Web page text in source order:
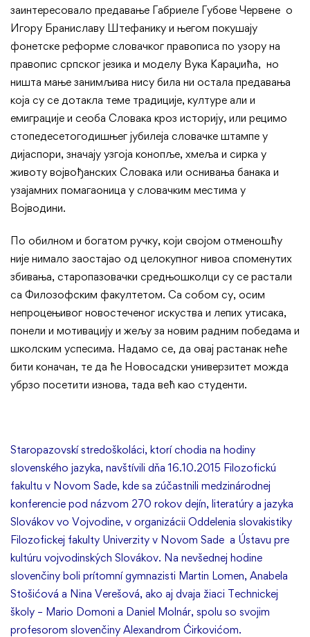
заинтересовало предавање Габриеле Губове Червене о
Игору Браниславу Штефанику и његом покушају
фонетске реформе словачког правописа по узору на
правопис српског језика и моделу Вука Караџића, но
ништа мање занимљива нису била ни остала предавања
која су се дотакла теме традиције, културе али и
емиграције и сеоба Словака кроз историју, или рецимо
стопедесетогодишњег јубилеја словачке штампе у
дијаспори, значају узгоја конопље, хмеља и сирка у
животу војвођанских Словака или оснивања банака и
узајамних помагаоница у словачким местима у
Војводини.
По обилном и богатом ручку, који својом отменошћу
није нимало заостајао од целокупног нивоа споменутих
збивања, старопазовачки средњошколци су се растали
са Филозофским факултетом. Са собом су, осим
непроцењивог новостеченог искуства и лепих утисака,
понели и мотивацију и жељу за новим радним победама и
школским успесима. Надамо се, да овај растанак неће
бити коначан, те да ће Новосадски универзитет можда
убрзо посетити изнова, тада већ као студенти.
Staropazovskí stredoškoláci, ktorí chodia na hodiny
slovenského jazyka, navštívili dňa 16.10.2015 Filozofickú
fakultu v Novom Sade, kde sa zúčastnili medzinárodnej
konferencie pod názvom 270 rokov dejín, literatúry a jazyka
Slovákov vo Vojvodine, v organizácii Oddelenia slovakistiky
Filozofickej fakulty Univerzity v Novom Sade a Ústavu pre
kultúru vojvodinských Slovákov. Na nevšednej hodine
slovenčiny boli prítomní gymnazisti Martin Lomen, Anabela
Stošićová a Nina Verešová, ako aj dvaja žiaci Technickej
školy – Mario Domoni a Daniel Molnár, spolu so svojim
profesorom slovenčiny Alexandrom Ćirkovićom.